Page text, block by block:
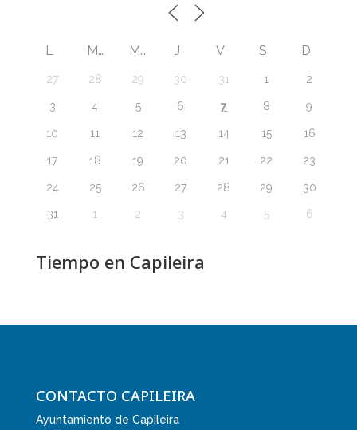
L M M J V S D
27 28 29 30 31 1 2
3 4 5 6 7 8 9
10 11 12 13 14 15 16
17 18 19 20 21 22 23
24 25 26 27 28 29 30
31 1 2 3 4 5 6
Tiempo en Capileira
CONTACTO CAPILEIRA
Ayuntamiento de Capileira